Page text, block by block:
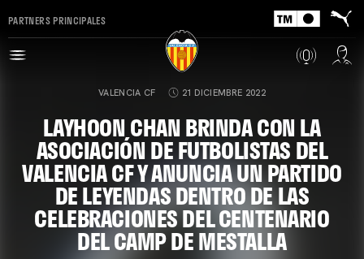
PARTNERS PRINCIPALES
VALENCIA CF 21 DICIEMBRE 2022
LAYHOON CHAN BRINDA CON LA
ASOCIACIÓN DE FUTBOLISTAS DEL
VALENCIA CF Y ANUNCIA UN PARTIDO
DE LEYENDAS DENTRO DE LAS
CELEBRACIONES DEL CENTENARIO
DEL CAMP DE MESTALLA